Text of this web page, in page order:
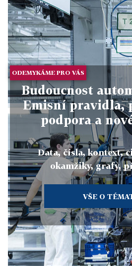
ODEMYKÁME PRO VÁS
Budoucnost
Emisní pravidla,
podpora a
Data, čísla, kontext,
okamžiky, grafy,
VŠE O